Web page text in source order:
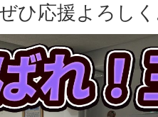
ひ応援よろし